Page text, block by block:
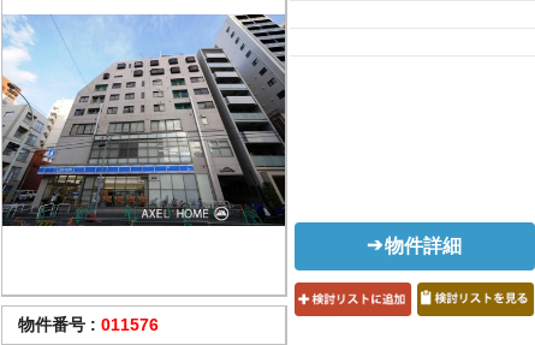
物件番号 : 011576
物件詳細